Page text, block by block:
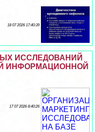
18 07 2026 17:40:39
ИССЛЕДОВАНИЙ
ИНФОРМАЦИОННОЙ
17 07 2026 8:40:26